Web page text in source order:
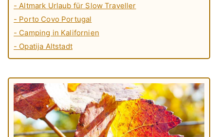
- Altmark Urlaub für Slow Traveller
- Porto Covo Portugal
- Camping in Kalifornien
- Opatija Altstadt